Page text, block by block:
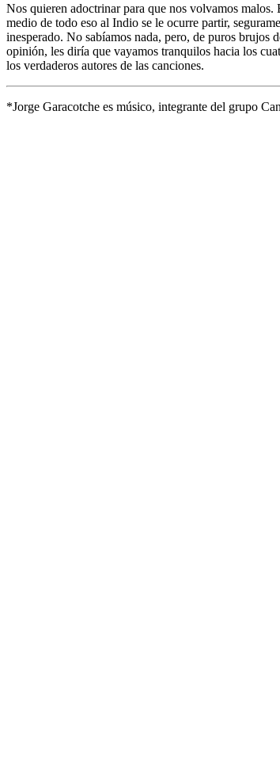
Nos quieren adoctrinar para que nos volvamos
medio de todo eso al Indio se le ocurre partir,
inesperado. No sabíamos nada, pero, de puros brujos
opinión, les diría que vayamos tranquilos hacia los
los verdaderos autores de las canciones.
*Jorge Garacotche es músico, integrante del grupo